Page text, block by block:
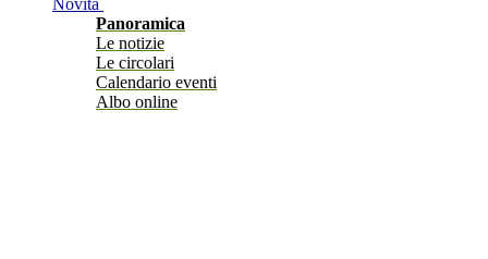
Novità
Panoramica
Le notizie
Le circolari
Calendario eventi
Albo online